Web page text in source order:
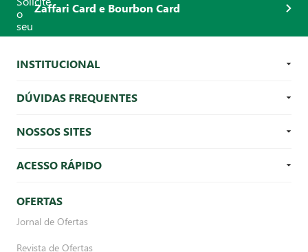
Zaffari Card e Bourbon Card
INSTITUCIONAL
DÚVIDAS FREQUENTES
NOSSOS SITES
ACESSO RÁPIDO
OFERTAS
Jornal de Ofertas
Revista de Ofertas